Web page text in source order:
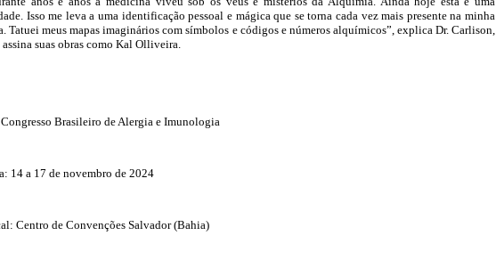
Isso me leva a uma identificação pessoal e mágica que se torna cada vez mais presente na minha
Tatuei meus mapas imaginários com símbolos e códigos e números alquímicos”, explica Dr. Carlison,
assina suas obras como Kal Olliveira.
Congresso Brasileiro de Alergia e Imunologia
14 a 17 de novembro de 2024
Centro de Convenções Salvador (Bahia)